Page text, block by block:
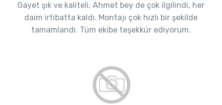
Gayet şık ve kaliteli, Ahmet bey de çok ilgilindi, her
daim irtibatta kaldı. Montajı çok hızlı bir şekilde
tamamlandı. Tüm ekibe teşekkür ediyorum.